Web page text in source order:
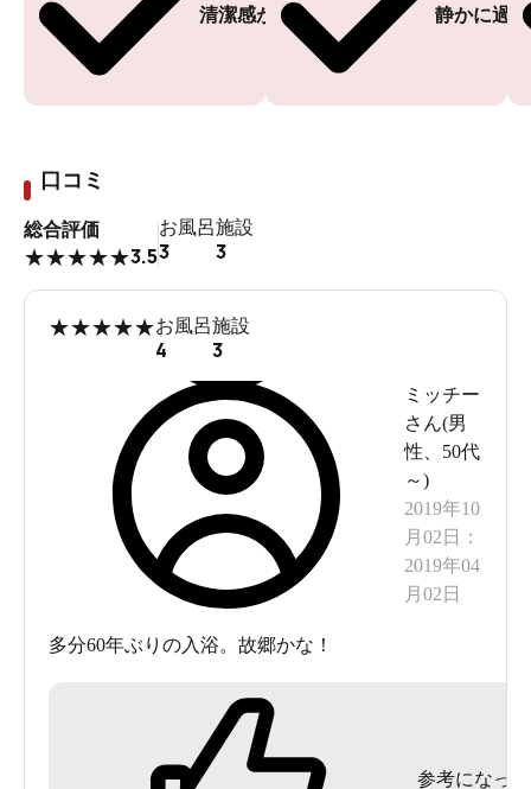
清潔感がある 静かに過
口コミ
総合評価
★★★★★3.5
お風呂
3
施設
3
★★★★★お風呂
4
施設
3
ミッチー
さん(男
性
50代
～)
2019年10
月02日
：
2019年04
月02日
多分60年ぶりの入浴。故郷かな！
参考になった